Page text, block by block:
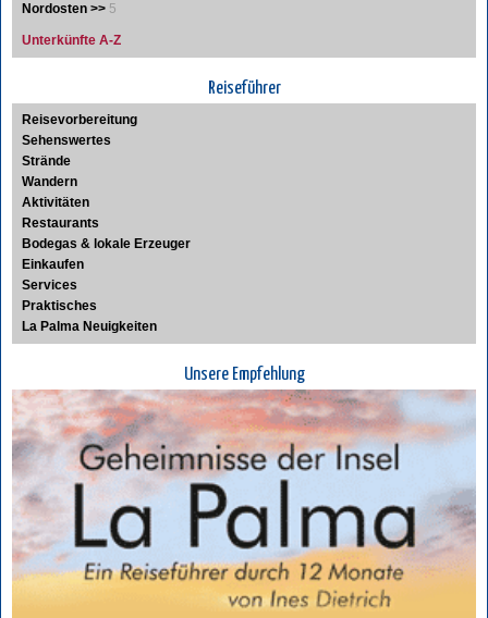
Nordosten >> 5
Unterkünfte A-Z
Reiseführer
Reisevorbereitung
Sehenswertes
Strände
Wandern
Aktivitäten
Restaurants
Bodegas & lokale Erzeuger
Einkaufen
Services
Praktisches
La Palma Neuigkeiten
Unsere Empfehlung